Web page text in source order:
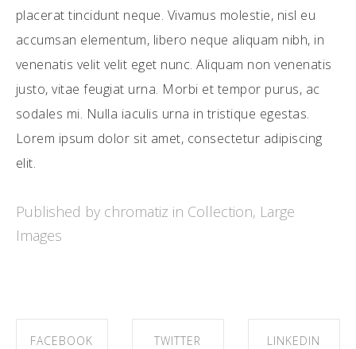
placerat tincidunt neque. Vivamus molestie, nisl eu
accumsan elementum, libero neque aliquam nibh, in
venenatis velit velit eget nunc. Aliquam non venenatis
justo, vitae feugiat urna. Morbi et tempor purus, ac
sodales mi. Nulla iaculis urna in tristique egestas.
Lorem ipsum dolor sit amet, consectetur adipiscing
elit.
Published by chromatiz in Collection, Large
Images
FACEBOOK TWITTER LINKEDIN